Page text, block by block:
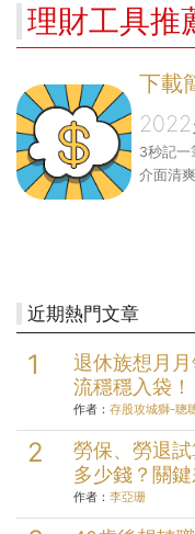
理財工具推
下載
2022
3秒記一
介面清
近期熱門文章
退休族想月
流穩穩入袋！
作者： 存股攻城獅-聰
勞保、勞退
多少錢？關鍵
作者： 李亞珊